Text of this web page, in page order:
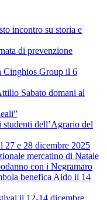
incontro su storia e
di prevenzione
Cinghios Group il 6
Sabato domani al
dell’Agrario del
e 28 dicembre 2025
mercatino di Natale
con i Negramaro
benefica Aido il 14